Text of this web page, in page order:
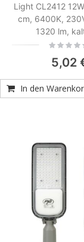
Light CL2412
cm, 6400K,
1320 lm,
Rating:
5,02
In den